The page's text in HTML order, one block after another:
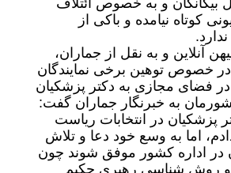
بیگانگان و به خصوص ائتلاف
کوتاه نیامده و باکی از
آنلاین و به نقل از جماران،
خصوص توهین برخی نمایندگان
فضای مجازی به دکتر پزشکیان
به خبرنگار جماران گفت:
پزشکیان در انتخابات ریاست
اما به وسع خود دعا و تلاش
در اداره کشور موفق شوند چون
روش شناسی رهبری حکیم